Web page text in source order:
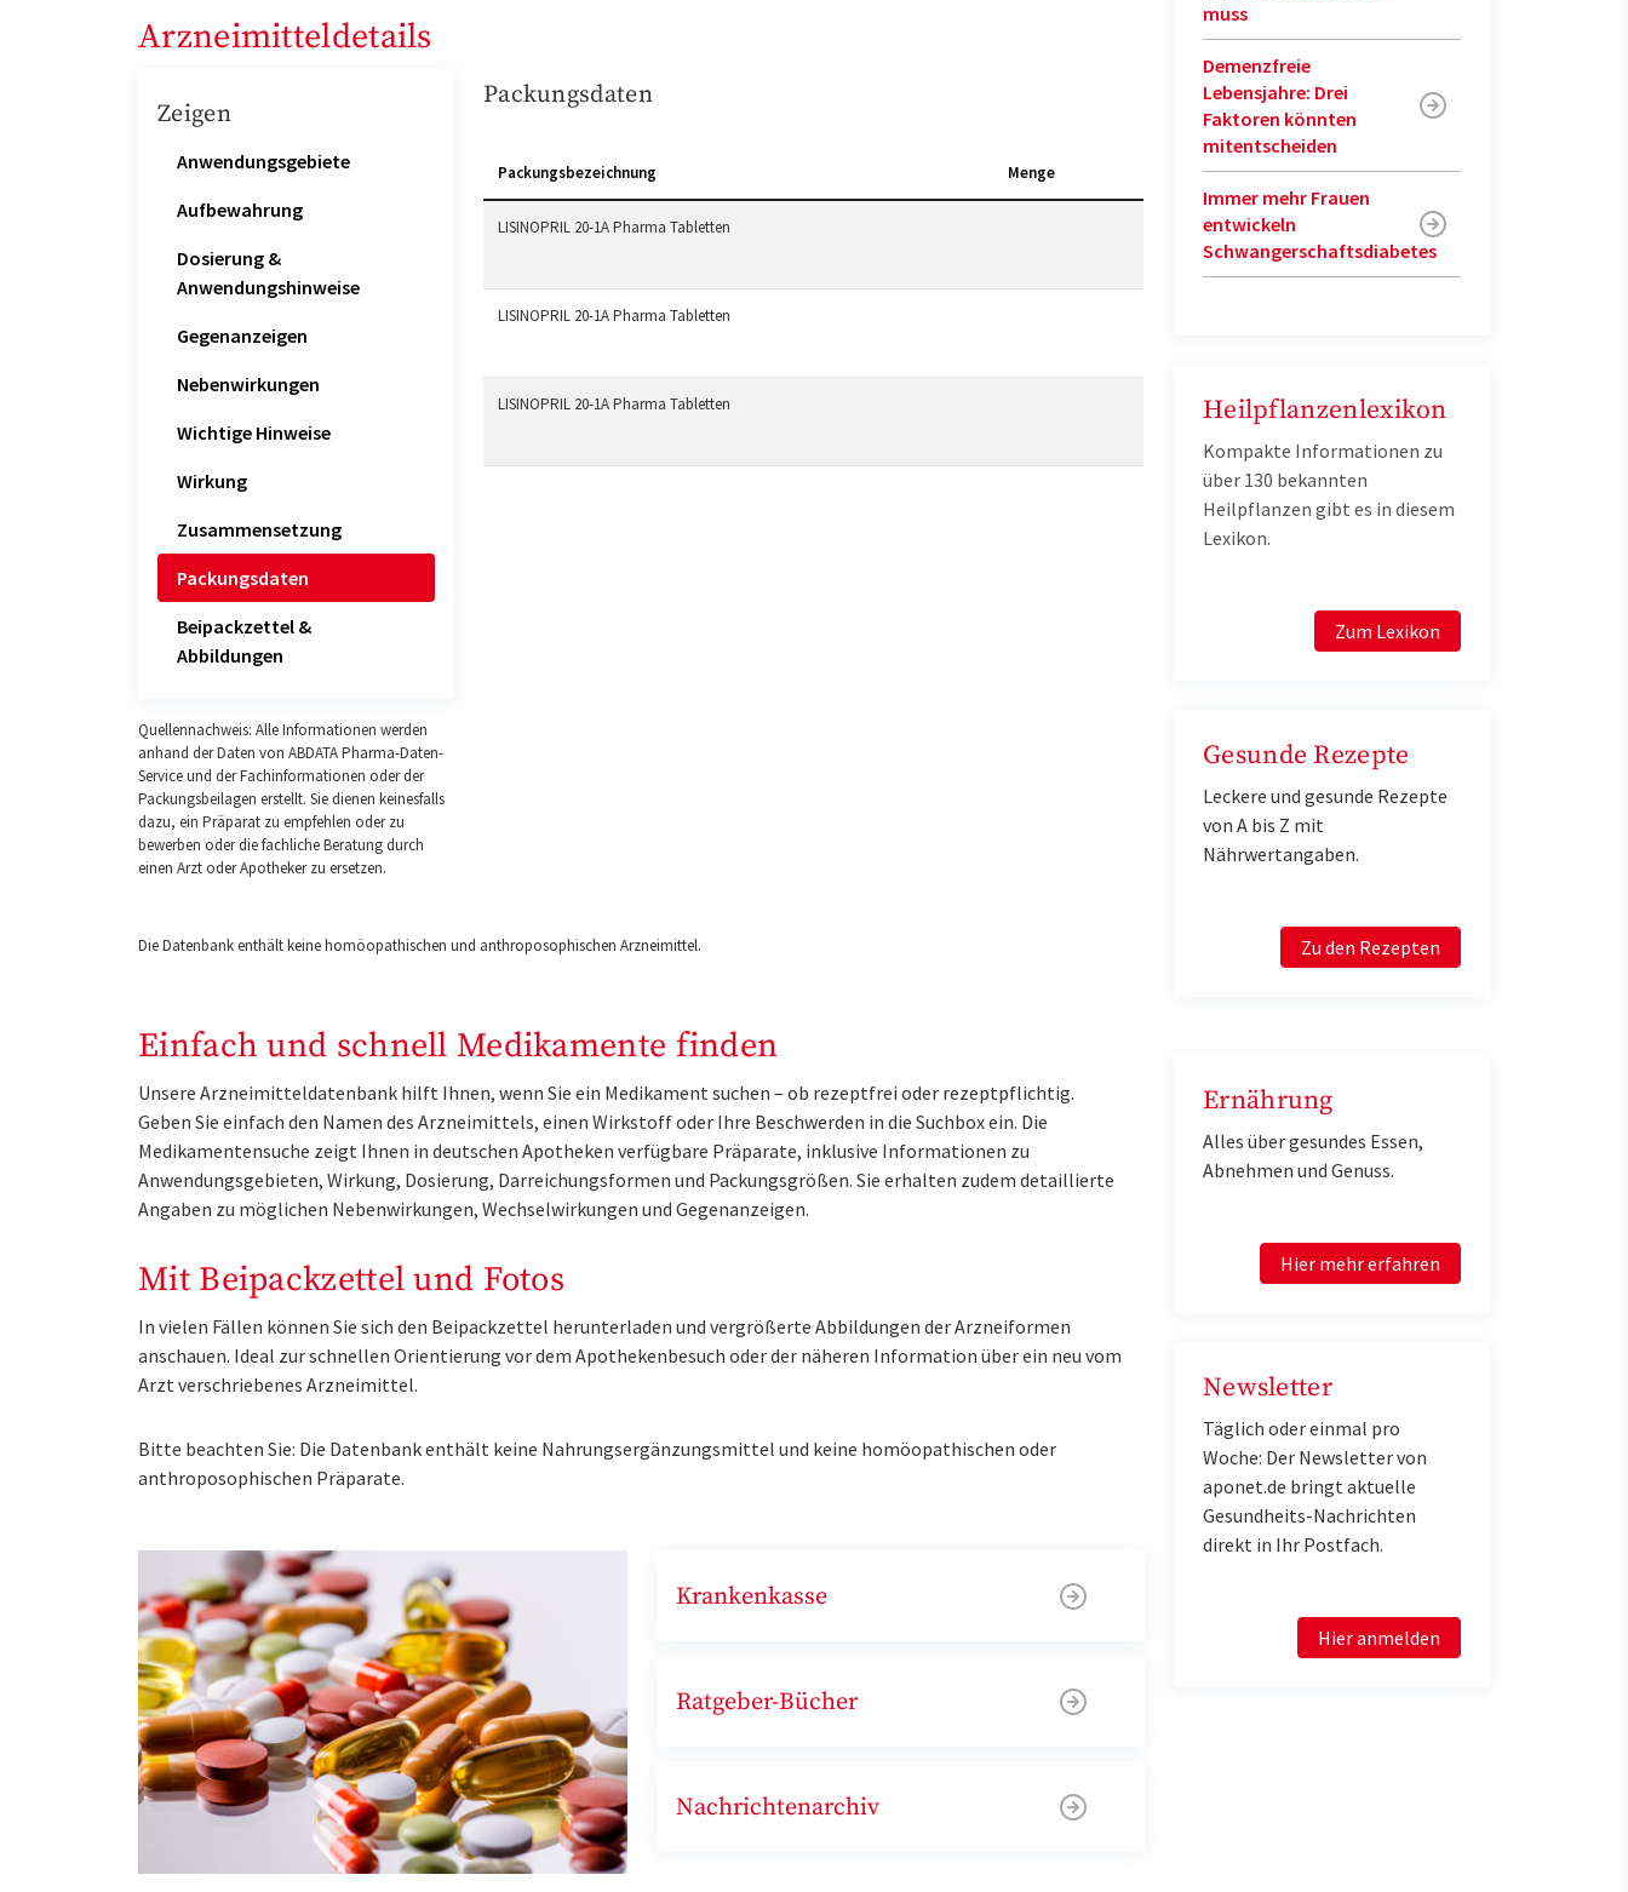
Arzneimitteldetails
Zeigen
Anwendungsgebiete
Aufbewahrung
Dosierung &
Anwendungshinweise
Gegenanzeigen
Nebenwirkungen
Wichtige Hinweise
Wirkung
Zusammensetzung
Packungsdaten
Beipackzettel &
Abbildungen
Quellennachweis: Alle Informationen werden
anhand der Daten von ABDATA Pharma-Daten-
Service und der Fachinformationen oder der
Packungsbeilagen erstellt. Sie dienen keinesfalls
dazu, ein Präparat zu empfehlen oder zu
bewerben oder die fachliche Beratung durch
einen Arzt oder Apotheker zu ersetzen.
Packungsdaten
Packungsbezeichnung Menge
LISINOPRIL 20-1A Pharma Tabletten
LISINOPRIL 20-1A Pharma Tabletten
LISINOPRIL 20-1A Pharma Tabletten
Die Datenbank enthält keine homöopathischen und anthroposophischen Arzneimittel.
Einfach und schnell Medikamente finden
Unsere Arzneimitteldatenbank hilft Ihnen, wenn Sie ein Medikament suchen – ob rezeptfrei oder rezeptpflichtig.
Geben Sie einfach den Namen des Arzneimittels, einen Wirkstoff oder Ihre Beschwerden in die Suchbox ein. Die
Medikamentensuche zeigt Ihnen in deutschen Apotheken verfügbare Präparate, inklusive Informationen zu
Anwendungsgebieten, Wirkung, Dosierung, Darreichungsformen und Packungsgrößen. Sie erhalten zudem detaillierte
Angaben zu möglichen Nebenwirkungen, Wechselwirkungen und Gegenanzeigen.
Mit Beipackzettel und Fotos
In vielen Fällen können Sie sich den Beipackzettel herunterladen und vergrößerte Abbildungen der Arzneiformen
anschauen. Ideal zur schnellen Orientierung vor dem Apothekenbesuch oder der näheren Information über ein neu vom
Arzt verschriebenes Arzneimittel.
Bitte beachten Sie: Die Datenbank enthält keine Nahrungsergänzungsmittel und keine homöopathischen oder
anthroposophischen Präparate.
Krankenkasse
Ratgeber-Bücher
Nachrichtenarchiv
muss
Demenzfreie
Lebensjahre: Drei
Faktoren könnten
mitentscheiden
Immer mehr Frauen
entwickeln
Schwangerschaftsdiabetes
Heilpflanzenlexikon
Kompakte Informationen zu
über 130 bekannten
Heilpflanzen gibt es in diesem
Lexikon.
Zum Lexikon
Gesunde Rezepte
Leckere und gesunde Rezepte
von A bis Z mit
Nährwertangaben.
Zu den Rezepten
Ernährung
Alles über gesundes Essen,
Abnehmen und Genuss.
Hier mehr erfahren
Newsletter
Täglich oder einmal pro
Woche: Der Newsletter von
aponet.de bringt aktuelle
Gesundheits-Nachrichten
direkt in Ihr Postfach.
Hier anmelden